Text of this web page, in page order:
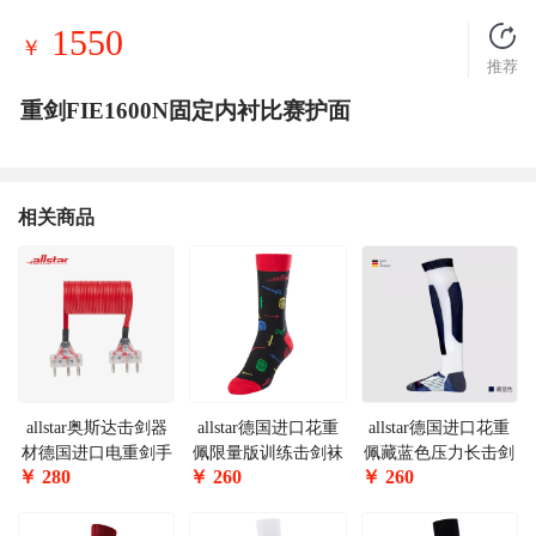
￥ 1550
推荐
重剑FIE1600N固定内衬比赛护面
相关商品
allstar奥斯达击剑器
材德国进口电重剑手
线DK可参加国内比
￥ 280
allstar德国进口花重
佩限量版训练击剑袜
BFSTR-S
￥ 260
allstar德国进口花重
佩藏蓝色压力长击剑
袜FSTR-UT
￥ 260